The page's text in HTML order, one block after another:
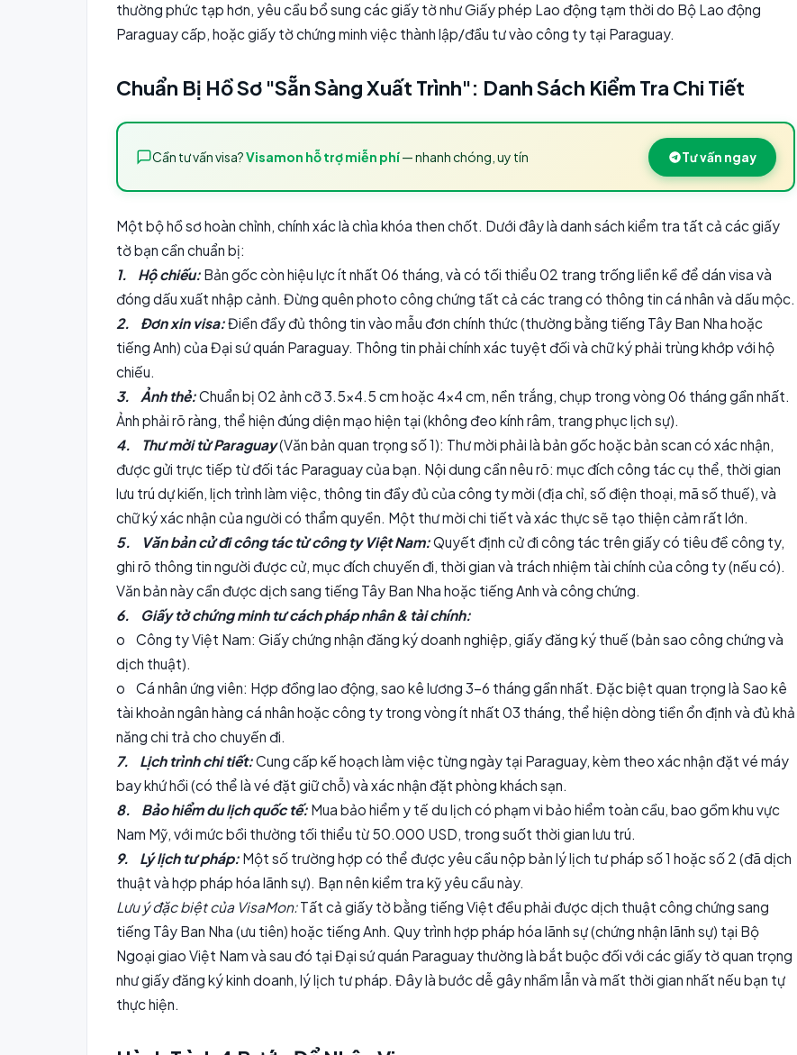
thường phức tạp hơn, yêu cầu bổ sung các giấy tờ như Giấy phép Lao động tạm thời do Bộ Lao động
Paraguay cấp, hoặc giấy tờ chứng minh việc thành lập/đầu tư vào công ty tại Paraguay.
Chuẩn Bị Hồ Sơ "Sẵn Sàng Xuất Trình": Danh Sách Kiểm Tra Chi Tiết
Cần tư vấn visa?Visamon hỗ trợ miễn phí— nhanh chóng, uy tín Tư vấn ngay
Một bộ hồ sơ hoàn chỉnh, chính xác là chìa khóa then chốt. Dưới đây là danh sách kiểm tra tất cả các giấy
tờ bạn cần chuẩn bị:
1. Hộ chiếu: Bản gốc còn hiệu lực ít nhất 06 tháng, và có tối thiểu 02 trang trống liền kề để dán visa và
đóng dấu xuất nhập cảnh. Đừng quên photo công chứng tất cả các trang có thông tin cá nhân và dấu mộc.
2. Đơn xin visa:Điền đầy đủ thông tin vào mẫu đơn chính thức (thường bằng tiếng Tây Ban Nha hoặc
tiếng Anh) của Đại sứ quán Paraguay. Thông tin phải chính xác tuyệt đối và chữ ký phải trùng khớp với hộ
chiếu.
3. Ảnh thẻ:Chuẩn bị 02 ảnh cỡ 3.5x4.5 cm hoặc 4x4 cm, nền trắng, chụp trong vòng 06 tháng gần nhất.
Ảnh phải rõ ràng, thể hiện đúng diện mạo hiện tại (không đeo kính râm, trang phục lịch sự).
4. Thư mời từ Paraguay(Văn bản quan trọng số 1): Thư mời phải là bản gốc hoặc bản scan có xác nhận,
được gửi trực tiếp từ đối tác Paraguay của bạn. Nội dung cần nêu rõ: mục đích công tác cụ thể, thời gian
lưu trú dự kiến, lịch trình làm việc, thông tin đầy đủ của công ty mời (địa chỉ, số điện thoại, mã số thuế), và
chữ ký xác nhận của người có thẩm quyền. Một thư mời chi tiết và xác thực sẽ tạo thiện cảm rất lớn.
5. Văn bản cử đi công tác từ công ty Việt Nam:Quyết định cử đi công tác trên giấy có tiêu đề công ty,
ghi rõ thông tin người được cử, mục đích chuyến đi, thời gian và trách nhiệm tài chính của công ty (nếu có).
Văn bản này cần được dịch sang tiếng Tây Ban Nha hoặc tiếng Anh và công chứng.
6. Giấy tờ chứng minh tư cách pháp nhân & tài chính:
o Công ty Việt Nam: Giấy chứng nhận đăng ký doanh nghiệp, giấy đăng ký thuế (bản sao công chứng và
dịch thuật).
o Cá nhân ứng viên: Hợp đồng lao động, sao kê lương 3-6 tháng gần nhất. Đặc biệt quan trọng là Sao kê
tài khoản ngân hàng cá nhân hoặc công ty trong vòng ít nhất 03 tháng, thể hiện dòng tiền ổn định và đủ khả
năng chi trả cho chuyến đi.
7. Lịch trình chi tiết:Cung cấp kế hoạch làm việc từng ngày tại Paraguay, kèm theo xác nhận đặt vé máy
bay khứ hồi (có thể là vé đặt giữ chỗ) và xác nhận đặt phòng khách sạn.
8. Bảo hiểm du lịch quốc tế: Mua bảo hiểm y tế du lịch có phạm vi bảo hiểm toàn cầu, bao gồm khu vực
Nam Mỹ, với mức bồi thường tối thiểu từ 50.000 USD, trong suốt thời gian lưu trú.
9. Lý lịch tư pháp: Một số trường hợp có thể được yêu cầu nộp bản lý lịch tư pháp số 1 hoặc số 2 (đã dịch
thuật và hợp pháp hóa lãnh sự). Bạn nên kiểm tra kỹ yêu cầu này.
Lưu ý đặc biệt của VisaMon:Tất cả giấy tờ bằng tiếng Việt đều phải được dịch thuật công chứng sang
tiếng Tây Ban Nha (ưu tiên) hoặc tiếng Anh. Quy trình hợp pháp hóa lãnh sự (chứng nhận lãnh sự) tại Bộ
Ngoại giao Việt Nam và sau đó tại Đại sứ quán Paraguay thường là bắt buộc đối với các giấy tờ quan trọng
như giấy đăng ký kinh doanh, lý lịch tư pháp. Đây là bước dễ gây nhầm lẫn và mất thời gian nhất nếu bạn tự
thực hiện.